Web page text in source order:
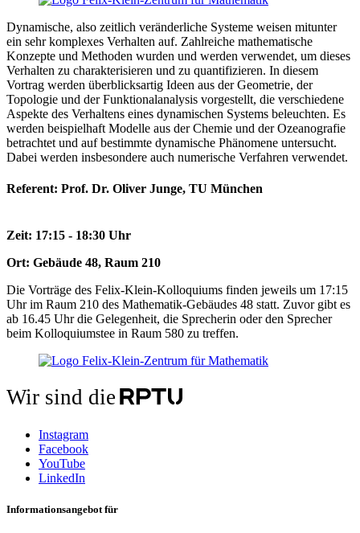
Dynamische, also zeitlich veränderliche Systeme weisen mitunter
ein sehr komplexes Verhalten auf. Zahlreiche mathematische
Konzepte und Methoden wurden und werden verwendet, um dieses
Verhalten zu charakterisieren und zu quantifizieren. In diesem
Vortrag werden überblicksartig Ideen aus der Geometrie, der
Topologie und der Funktionalanalysis vorgestellt, die verschiedene
Aspekte des Verhaltens eines dynamischen Systems beleuchten. Es
werden beispielhaft Modelle aus der Chemie und der Ozeanografie
betrachtet und auf bestimmte dynamische Phänomene untersucht.
Dabei werden insbesondere auch numerische Verfahren verwendet.
Referent: Prof. Dr. Oliver Junge, TU München
Zeit: 17:15 - 18:30 Uhr
Ort: Gebäude 48, Raum 210
Die Vorträge des Felix-Klein-Kolloquiums finden jeweils um 17:15
Uhr im Raum 210 des Mathematik-Gebäudes 48 statt. Zuvor gibt es
ab 16.45 Uhr die Gelegenheit, die Sprecherin oder den Sprecher
beim Kolloquiumstee in Raum 580 zu treffen.
Wir sind die
Instagram
Facebook
YouTube
LinkedIn
Informationsangebot für